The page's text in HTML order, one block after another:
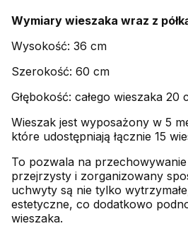
Wymiary wieszaka wraz z
Wysokość: 36 cm
Szerokość: 60 cm
Głębokość: całego wieszaka 20
Wieszak jest wyposażony w 5
które udostępniają łącznie 15
To pozwala na
przejrzysty i zorganizowany
uchwyty są nie tylko
estetyczne, co dodatkowo
wieszaka.